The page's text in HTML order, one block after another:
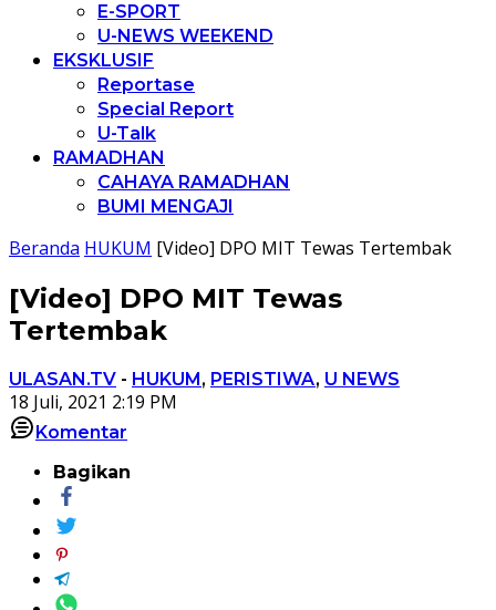
E-SPORT
U-NEWS WEEKEND
EKSKLUSIF
Reportase
Special Report
U-Talk
RAMADHAN
CAHAYA RAMADHAN
BUMI MENGAJI
Beranda HUKUM [Video] DPO MIT Tewas Tertembak
[Video] DPO MIT Tewas
Tertembak
ULASAN.TV - HUKUM, PERISTIWA, U NEWS
18 Juli, 2021 2:19 PM
Komentar
Bagikan